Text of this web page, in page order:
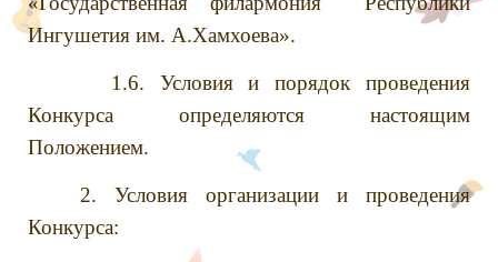
Ингушетия им. А.Хамхоева».
1.6. Условия и порядок проведения
Конкурса определяются настоящим
Положением.
2. Условия организации и проведения
Конкурса: